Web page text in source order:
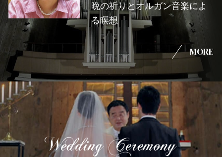
晩の祈りとオルガン音楽によ
る瞑想
MORE